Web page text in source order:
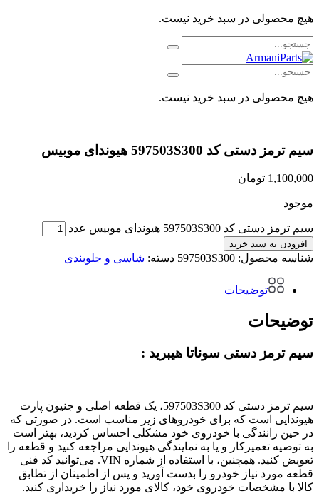
هیچ محصولی در سبد خرید نیست.
هیچ محصولی در سبد خرید نیست.
سیم ترمز دستی کد 597503S300 هیوندای موبیس
1,100,000 تومان
موجود
سیم ترمز دستی کد 597503S300 هیوندای موبیس عدد
افزودن به سبد خرید
شناسه محصول: 597503S300 دسته: شاسی و جلوبندی
توضیحات
توضیحات
سیم ترمز دستی سوناتا هیبرید :
سیم ترمز دستی کد 597503S300، یک قطعه اصلی و جنیون پارت
هیوندایی است که برای خودروهای زیر مناسب است. در صورتی که
در حین رانندگی با خودروی خود مشکلی احساس کردید، بهتر است
به توصیه تعمیرکار و یا به نمایندگی هیوندایی مراجعه کنید و قطعه را
تعویض کنید. همچنین، با استفاده از شماره VIN. می‌توانید کد فنی
قطعه مورد نیاز خودرو را بدست آورید و پس از اطمینان از تطابق
کالا با مشخصات خودروی خود، کالای مورد نیاز را خریداری کنید.